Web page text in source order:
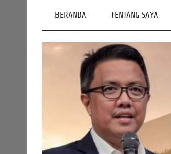
BERANDA TENTANG SAYA